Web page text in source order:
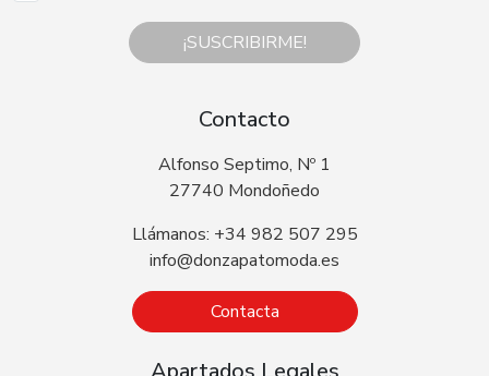
¡SUSCRIBIRME!
Contacto
Alfonso Septimo, Nº 1
27740 Mondoñedo
Llámanos: +34 982 507 295
info@donzapatomoda.es
Contacta